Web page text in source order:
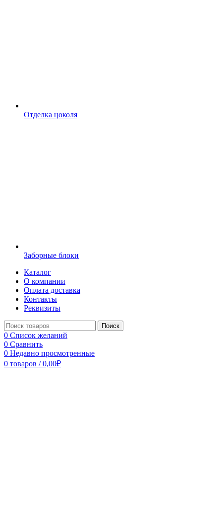
Отделка цоколя
Заборные блоки
Каталог
О компании
Оплата доставка
Контакты
Реквизиты
Поиск
0 Список желаний
0 Сравнить
0 Недавно просмотренные
0 товаров / 0,00₽